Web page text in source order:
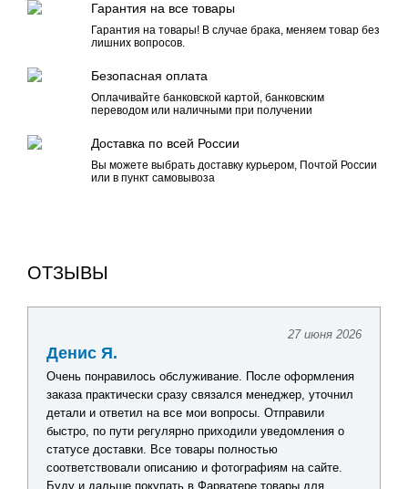
Гарантия на все товары
Гарантия на товары! В случае брака, меняем товар без
лишних вопросов.
Безопасная оплата
Оплачивайте банковской картой, банковским
переводом или наличными при получении
Доставка по всей России
Вы можете выбрать доставку курьером, Почтой России
или в пункт самовывоза
ОТЗЫВЫ
27 июня 2026
Денис Я.
Очень понравилось обслуживание. После оформления
заказа практически сразу связался менеджер, уточнил
детали и ответил на все мои вопросы. Отправили
быстро, по пути регулярно приходили уведомления о
статусе доставки. Все товары полностью
соответствовали описанию и фотографиям на сайте.
Буду и дальше покупать в Фарватере товары для